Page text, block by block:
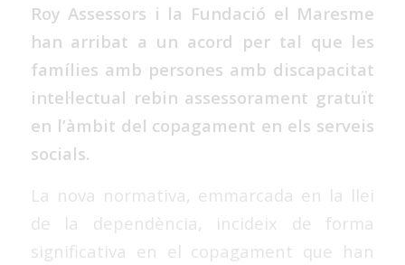
Roy Assessors i la Fundació el Maresme
han arribat a un acord per tal que les
famílies amb persones amb discapacitat
intel·lectual rebin assessorament gratuït
en l’àmbit del copagament en els serveis
socials.
La nova normativa, emmarcada en la llei
de la dependència, incideix de forma
significativa en el copagament que han